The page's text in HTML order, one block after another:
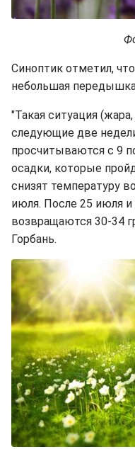
Синоптик отметил,
небольшая
"Такая ситуация
следующие две
просчитываются с 9
осадки, которые
снизят температуру
июля. После 25 июля
возвращаются 30-34
Горбань.